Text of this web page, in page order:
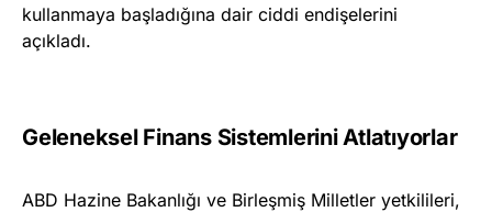
kullanmaya başladığına dair ciddi endişelerini
açıkladı.
Geleneksel Finans Sistemlerini Atlatıyorlar
ABD Hazine Bakanlığı ve Birleşmiş Milletler yetkilileri,